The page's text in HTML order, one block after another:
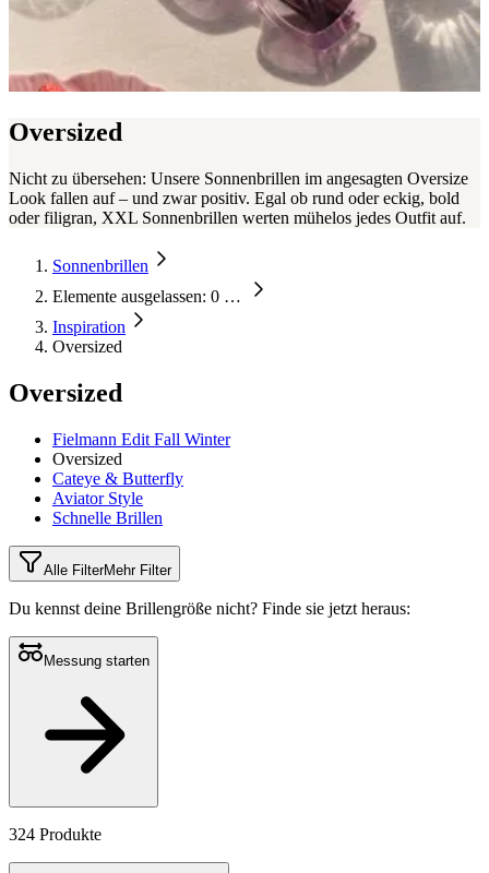
Oversized
Nicht zu übersehen: Unsere Sonnenbrillen im angesagten Oversize
Look fallen auf – und zwar positiv. Egal ob rund oder eckig, bold
oder filigran, XXL Sonnenbrillen werten mühelos jedes Outfit auf.
Sonnenbrillen
Elemente ausgelassen: 0 …
Inspiration
Oversized
Oversized
Fielmann Edit Fall Winter
Oversized
Cateye & Butterfly
Aviator Style
Schnelle Brillen
Alle FilterMehr Filter
Du kennst deine Brillengröße nicht? Finde sie jetzt heraus:
Messung starten
324 Produkte